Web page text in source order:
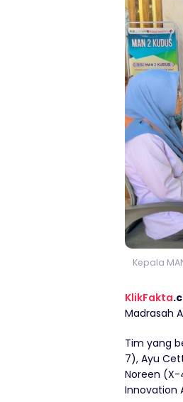
Kepala
KlikFakta
Madrasah
Tim yang
7), Ayu
Noreen
Innovation